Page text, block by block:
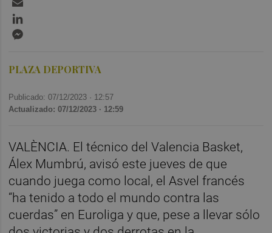
PLAZA DEPORTIVA
Publicado: 07/12/2023 · 12:57
Actualizado: 07/12/2023 · 12:59
VALÈNCIA. El técnico del Valencia Basket,
Álex Mumbrú, avisó este jueves de que
cuando juega como local, el Asvel francés
“ha tenido a todo el mundo contra las
cuerdas” en Euroliga y que, pese a llevar sólo